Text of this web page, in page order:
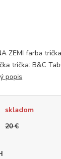
ZEMI farba
trička: B&C
popis
skladom
20 €